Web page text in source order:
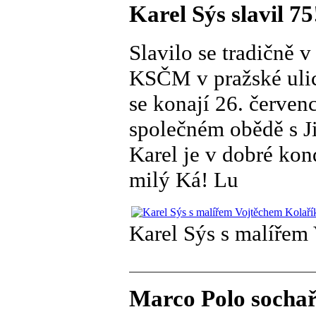
Karel Sýs slavil
Slavilo se tradičně
KSČM v pražské
se konají 26.
společném obědě s
Karel je v dobré
milý Ká! Lu
Karel Sýs s
Marco Polo